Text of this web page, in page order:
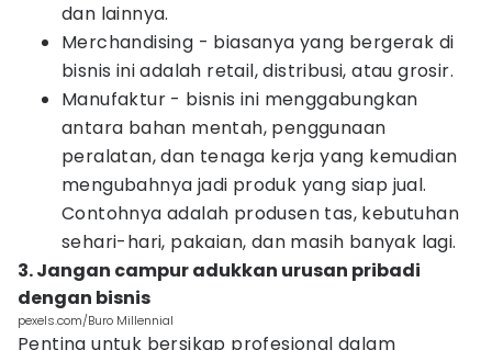
dan lainnya.
Merchandising - biasanya yang bergerak di
bisnis ini adalah retail, distribusi, atau grosir.
Manufaktur - bisnis ini menggabungkan
antara bahan mentah, penggunaan
peralatan, dan tenaga kerja yang kemudian
mengubahnya jadi produk yang siap jual.
Contohnya adalah produsen tas, kebutuhan
sehari-hari, pakaian, dan masih banyak lagi.
3. Jangan campur adukkan urusan pribadi
dengan bisnis
pexels.com/Buro Millennial
Penting untuk bersikap profesional dalam